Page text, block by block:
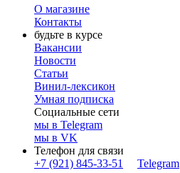
О магазине
Контакты
будьте в курсе
Вакансии
Новости
Статьи
Винил-лексикон
Умная подписка
Социальные сети
мы в Telegram
мы в VK
Телефон для связи
+7 (921) 845-33-51
Telegram